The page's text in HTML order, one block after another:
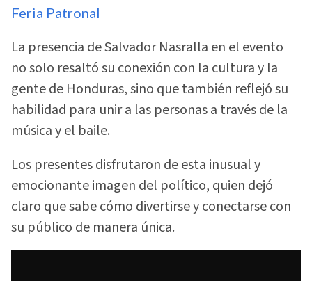
Feria Patronal
La presencia de Salvador Nasralla en el evento
no solo resaltó su conexión con la cultura y la
gente de Honduras, sino que también reflejó su
habilidad para unir a las personas a través de la
música y el baile.
Los presentes disfrutaron de esta inusual y
emocionante imagen del político, quien dejó
claro que sabe cómo divertirse y conectarse con
su público de manera única.